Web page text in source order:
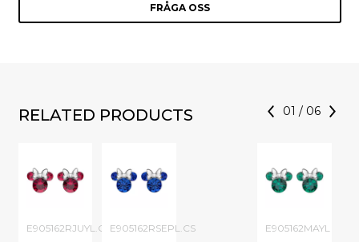
FRÅGA OSS
RELATED PRODUCTS 01 / 06
E905162RJUYL.CS E905162MAYL
E905162RSEPL.CS